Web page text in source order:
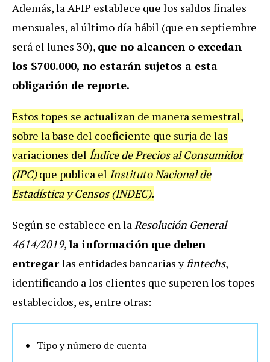
Además, la AFIP establece que los saldos finales
mensuales, al último día hábil (que en septiembre
será el lunes 30), que no alcancen o excedan
los $700.000, no estarán sujetos a esta
obligación de reporte.
Estos topes se actualizan de manera semestral,
sobre la base del coeficiente que surja de las
variaciones del Índice de Precios al Consumidor
(IPC)que publica el Instituto Nacional de
Estadística y Censos (INDEC).
Según se establece en laResolución General
4614/2019,la información que deben
entregarlas entidades bancarias yfintechs,
identificando a los clientes que superen los topes
establecidos, es, entre otras:
Tipo y número de cuenta